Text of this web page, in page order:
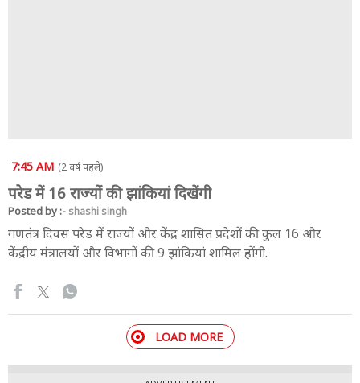
7:45 AM (2 वर्ष पहले)
परेड में 16 राज्यों की झांकियां दिखेंगी
Posted by :- shashi singh
गणतंत्र दिवस परेड में राज्यों और केंद्र शासित प्रदेशों की कुल 16 और
केंद्रीय मंत्रालयों और विभागों की 9 झांकियां शामिल होंगी.
LOAD MORE